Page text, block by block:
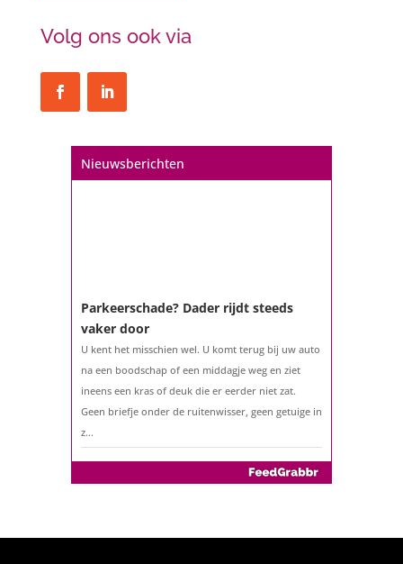
Volg ons ook via
Nieuwsberichten
Een hypotheek na uw 57e? Er zijn
De woningmarkt is nog steeds in beweging.
Misschien denkt u na over verhuizen, verbouwen
het eigenlijk met een hypotheek als u 57 jaar of
ouder bent?...
Parkeerschade? Dader rijdt steeds
vaker door
U kent het misschien wel. U komt terug bij uw auto
na een boodschap of een middagje weg en ziet
ineens een kras of deuk die er eerder niet zat.
Geen briefje onder de ruitenwisser, geen getuige in
z...